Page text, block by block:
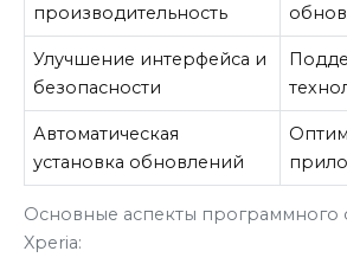
Основные аспекты программного
Xperia:
производительность
Улучшение интерфейса и
безопасности
Автоматическая
установка обновлений